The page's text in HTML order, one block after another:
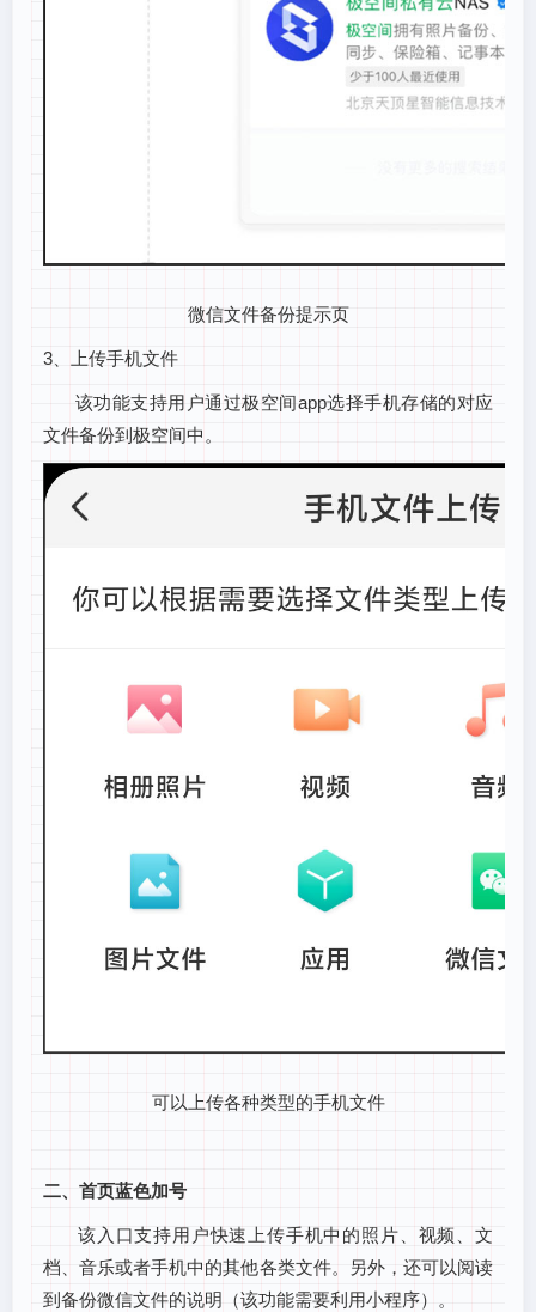
微信文件备份提示页
3、上传手机文件
该功能支持用户通过极空间app选择手机存储的对应
文件备份到极空间中。
可以上传各种类型的手机文件
二、首页蓝色加号
该入口支持用户快速上传手机中的照片、视频、文
档、音乐或者手机中的其他各类文件。另外，还可以阅读
到备份微信文件的说明（该功能需要利用小程序）。